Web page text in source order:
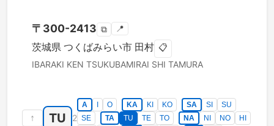
〒 300-2413 ⧉ 📍
茨城県 つくばみらい市 田村 📋
IBARAKI KEN TSUKUBAMIRAI SHI TAMURA
↑ TU 2
A O KA KI KO SA SI
SU
SE
TA TU TE TO NA NI NO
HI